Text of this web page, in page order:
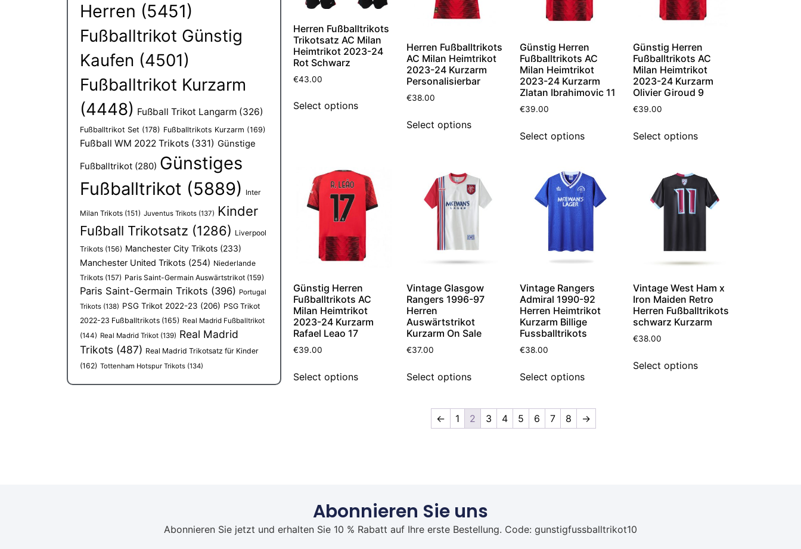
Herren (5451)
Fußballtrikot Günstig
Kaufen (4501)
Fußballtrikot Kurzarm
(4448) Fußball Trikot Langarm (326)
Fußballtrikot Set (178) Fußballtrikots Kurzarm (169)
Fußball WM 2022 Trikots (331) Günstige
Fußballtrikot (280) Günstiges
Fußballtrikot (5889) Inter
Milan Trikots (151) Juventus Trikots (137) Kinder
Fußball Trikotsatz (1286) Liverpool
Trikots (156) Manchester City Trikots (233)
Manchester United Trikots (254) Niederlande
Trikots (157) Paris Saint-Germain Auswärtstrikot (159)
Paris Saint-Germain Trikots (396) Portugal
Trikots (138) PSG Trikot 2022-23 (206) PSG Trikot
2022-23 Fußballtrikots (165) Real Madrid Fußballtrikot
(144) Real Madrid Trikot (139) Real Madrid
Trikots (487) Real Madrid Trikotsatz für Kinder
(162) Tottenham Hotspur Trikots (134)
Herren Fußballtrikots
Trikotsatz AC Milan
Heimtrikot 2023-24
Rot Schwarz
€43.00
Select options
Herren Fußballtrikots
AC Milan Heimtrikot
2023-24 Kurzarm
Personalisierbar
€38.00
Select options
Günstig Herren
Fußballtrikots AC
Milan Heimtrikot
2023-24 Kurzarm
Zlatan Ibrahimovic 11
€39.00
Select options
Günstig Herren
Fußballtrikots AC
Milan Heimtrikot
2023-24 Kurzarm
Olivier Giroud 9
€39.00
Select options
Günstig Herren
Fußballtrikots AC
Milan Heimtrikot
2023-24 Kurzarm
Rafael Leao 17
€39.00
Select options
Vintage Glasgow
Rangers 1996-97
Herren
Auswärtstrikot
Kurzarm On Sale
€37.00
Select options
Vintage Rangers
Admiral 1990-92
Herren Heimtrikot
Kurzarm Billige
Fussballtrikots
€38.00
Select options
Vintage West Ham x
Iron Maiden Retro
Herren Fußballtrikots
schwarz Kurzarm
€38.00
Select options
← 1 2 3 4 5 6 7 8 →
Abonnieren Sie uns
Abonnieren Sie jetzt und erhalten Sie 10 % Rabatt auf Ihre erste Bestellung. Code: gunstigfussballtrikot10